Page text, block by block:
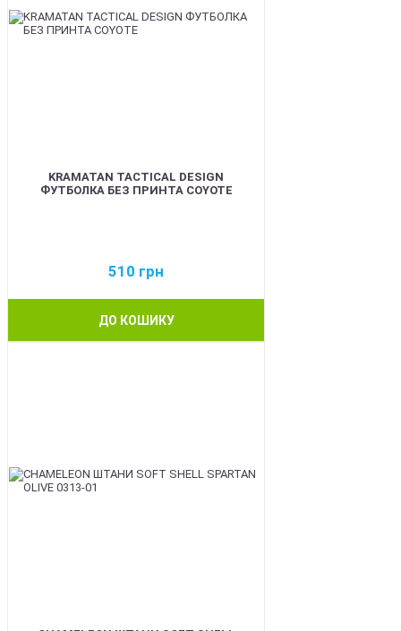
KRAMATAN TACTICAL DESIGN
ФУТБОЛКА БЕЗ ПРИНТА COYOTE
510 грн
ДО КОШИКУ